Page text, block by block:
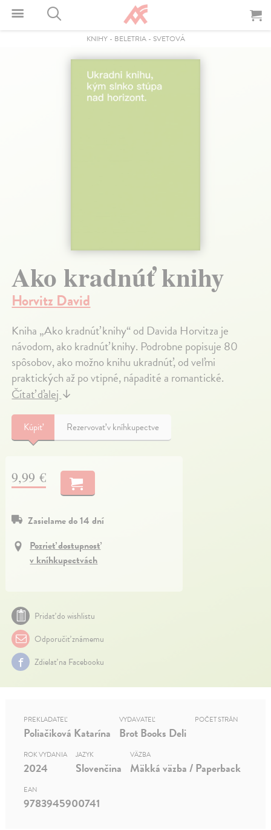
KNIHY- BELETRIA- SVETOVÁ
Ako kradnúť knihy
Horvitz David
Kniha „Ako kradnúť knihy“ od Davida Horvitza je
návodom, ako kradnúť knihy. Podrobne popisuje 80
spôsobov, ako možno knihu ukradnúť, od veľmi
praktických až po vtipné, nápadité a romantické.
Čítať ďalej ↓
Kúpiť Rezervovať v kníhkupectve
9,99 €
Zasielame do 14 dní
Pozrieť dostupnosť
v kníhkupectvách
Pridať do wishlistu
Odporučiť známemu
Zdielať na Facebooku
PREKLADATEĽ
Poliačiková Katarína
VYDAVATEĽ
Brot Books Deli
POČET STRÁN
ROK VYDANIA
2024
JAZYK
Slovenčina
VÄZBA
Mäkká väzba / Paperback
EAN
9783945900741